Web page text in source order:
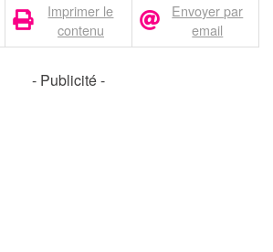
Imprimer le
contenu
Envoyer par
email
- Publicité -